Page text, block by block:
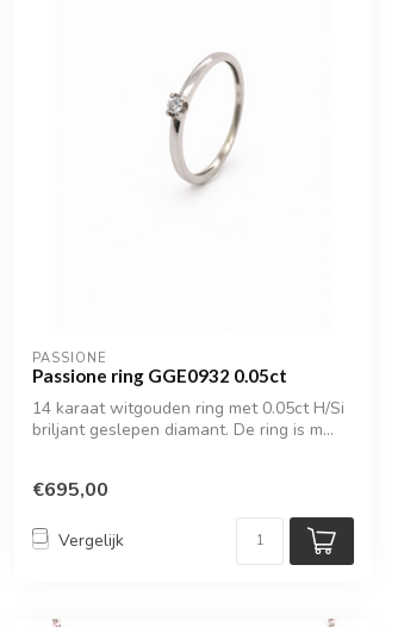
PASSIONE
Passione ring GGE0932 0.05ct
14 karaat witgouden ring met 0.05ct H/Si
briljant geslepen diamant. De ring is m...
€695,00
Vergelijk